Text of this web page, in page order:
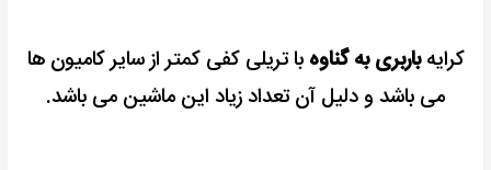
کرایهباربری به گناوه با تریلی کفی کمتر از سایر کامیون ها
می باشد و دلیل آن تعداد زیاد این ماشین می باشد.